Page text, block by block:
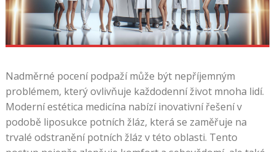
Nadměrné pocení podpaží může být nepříjemným
problémem, který ovlivňuje každodenní život mnoha lidí.
Moderní estética medicína nabízí inovativní řešení v
podobě liposukce potních žláz, která se zaměřuje na
trvalé odstranění potních žláz v této oblasti. Tento